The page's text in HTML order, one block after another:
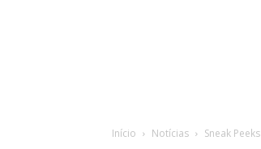
Início Notícias Sneak Peeks